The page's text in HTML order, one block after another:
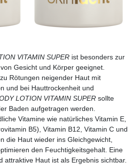
VITAMIN SUPER ist besonders zur
Gesicht und Körper geeignet.
Rötungen neigender Haut mit
und bei Hauttrockenheit und
LOTION VITAMIN SUPER sollte
Baden aufgetragen werden.
Vitamine wie natürliches Vitamin E,
B5), Vitamin B12, Vitamin C und
die Haut wieder ins Gleichgewicht,
den Feuchtigkeitsgehalt. Eine
attraktive Haut ist als Ergebnis sichtbar.